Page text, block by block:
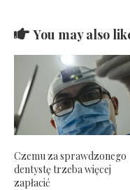
You may also
Czemu za sprawdzonego
dentystę trzeba więcej
zapłacić